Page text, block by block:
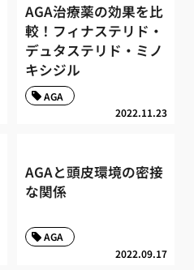
AGA治療薬の効果を比
較！フィナステリド・
デュタステリド・ミノ
キシジル
2022.11.23
AGA
AGAと頭皮環境の密接
な関係
2022.09.17
AGA